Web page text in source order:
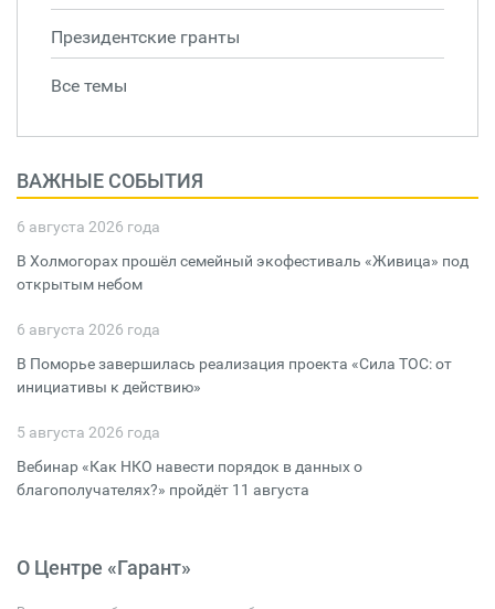
Президентские гранты
Все темы
ВАЖНЫЕ СОБЫТИЯ
6 августа 2026 года
В Холмогорах прошёл семейный экофестиваль «Живица» под
открытым небом
6 августа 2026 года
В Поморье завершилась реализация проекта «Сила ТОС: от
инициативы к действию»
5 августа 2026 года
Вебинар «Как НКО навести порядок в данных о
благополучателях?» пройдёт 11 августа
О Центре «Гарант»